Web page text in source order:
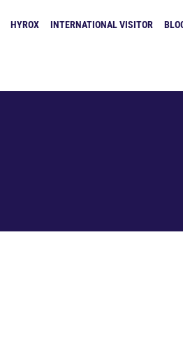
HYROX INTERNATIONAL VISITOR